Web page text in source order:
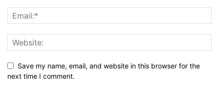
Save my name, email, and website in this browser for the
next time I comment.